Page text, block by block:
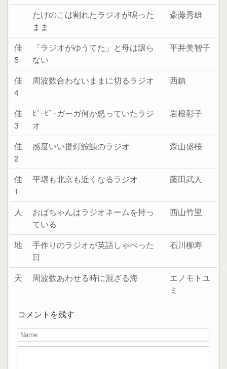
たけのこは割れたラジオが鳴った
まま
斎藤秀雄
佳
5
「ラジオがゆうてた」と母は譲ら
ない
平井美智子
佳
4
周波数合わないままに切るラジオ 西鎮
佳
3
ﾋﾟｰﾋﾞｰガーガ何か怒っていたラジ
オ
岩根彰子
佳
2
感度いい提灯鮟鱇のラジオ 森山盛桜
佳
1
平壌も北京も近くなるラジオ 藤田武人
人
おばちゃんはラジオネームを持っ
ている
西山竹里
地
手作りのラジオが英語しゃべった
日
石川柳寿
天 周波数あわせる時に混ざる海
エノモトユ
ミ
コメントを残す